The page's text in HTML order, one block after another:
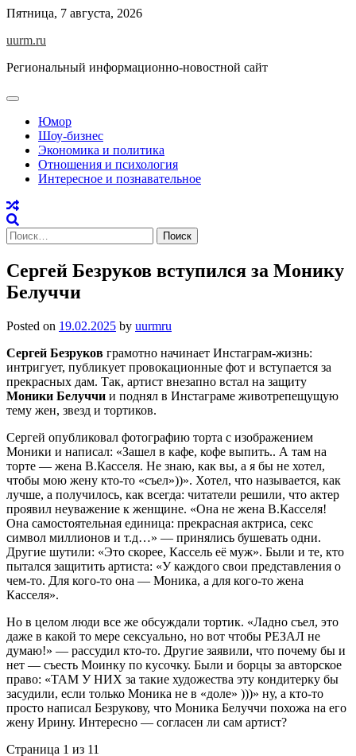
Skip
content
Пятница, 7 августа, 2026
uurm.ru
Региональный информационно-новостной сайт
Юмор
Шоу-бизнес
Экономика и политика
Отношения и психология
Интересное и познавательное
Найти:
Сергей Безруков вступился за Монику
Белуччи
Posted on 19.02.2025 by uurmru
Сергей Безруков грамотно начинает Инстаграм-жизнь:
интригует, публикует провокационные фот и вступается за
прекрасных дам. Так, артист внезапно встал на защиту
Моники Белуччи и поднял в Инстаграме животрепещущую
тему жен, звезд и тортиков.
Сергей опубликовал фотографию торта с изображением
Моники и написал: «Зашел в кафе, кофе выпить.. А там на
торте — жена В.Касселя. Не знаю, как вы, а я бы не хотел,
чтобы мою жену кто-то «съел»))». Хотел, что называется, как
лучше, а получилось, как всегда: читатели решили, что актер
проявил неуважение к женщине. «Она не жена В.Касселя!
Она самостоятельная единица: прекрасная актриса, секс
символ миллионов и т.д…» — принялись бушевать одни.
Другие шутили: «Это скорее, Кассель её муж». Были и те, кто
пытался защитить артиста: «У каждого свои представления о
чем-то. Для кого-то она — Моника, а для кого-то жена
Касселя».
Но в целом люди все же обсуждали тортик. «Ладно съел, это
даже в какой то мере сексуально, но вот чтобы РЕЗАЛ не
думаю!» — рассудил кто-то. Другие заявили, что почему бы и
нет — съесть Моинку по кусочку. Были и борцы за авторское
право: «ТАМ У НИХ за такие художества эту кондитерку бы
засудили, если только Моника не в «доле» )))» ну, а кто-то
просто написал Безрукову, что Моника Белуччи похожа на его
жену Ирину. Интересно — согласен ли сам артист?
Страница 1 из 11